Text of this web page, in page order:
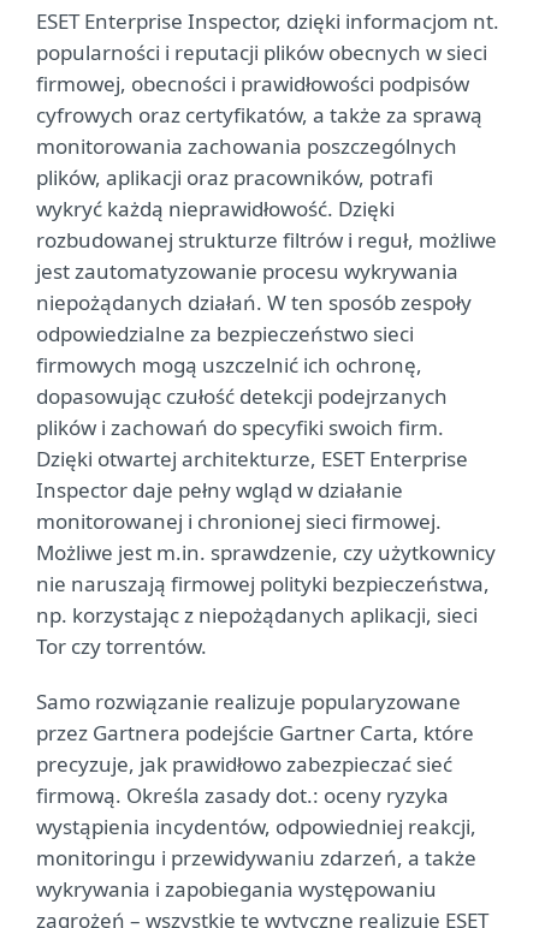
ESET Enterprise Inspector, dzięki informacjom nt.
popularności i reputacji plików obecnych w sieci
firmowej, obecności i prawidłowości podpisów
cyfrowych oraz certyfikatów, a także za sprawą
monitorowania zachowania poszczególnych
plików, aplikacji oraz pracowników, potrafi
wykryć każdą nieprawidłowość. Dzięki
rozbudowanej strukturze filtrów i reguł, możliwe
jest zautomatyzowanie procesu wykrywania
niepożądanych działań. W ten sposób zespoły
odpowiedzialne za bezpieczeństwo sieci
firmowych mogą uszczelnić ich ochronę,
dopasowując czułość detekcji podejrzanych
plików i zachowań do specyfiki swoich firm.
Dzięki otwartej architekturze, ESET Enterprise
Inspector daje pełny wgląd w działanie
monitorowanej i chronionej sieci firmowej.
Możliwe jest m.in. sprawdzenie, czy użytkownicy
nie naruszają firmowej polityki bezpieczeństwa,
np. korzystając z niepożądanych aplikacji, sieci
Tor czy torrentów.
Samo rozwiązanie realizuje popularyzowane
przez Gartnera podejście Gartner Carta, które
precyzuje, jak prawidłowo zabezpieczać sieć
firmową. Określa zasady dot.: oceny ryzyka
wystąpienia incydentów, odpowiedniej reakcji,
monitoringu i przewidywaniu zdarzeń, a także
wykrywania i zapobiegania występowaniu
zagrożeń – wszystkie te wytyczne realizuje ESET